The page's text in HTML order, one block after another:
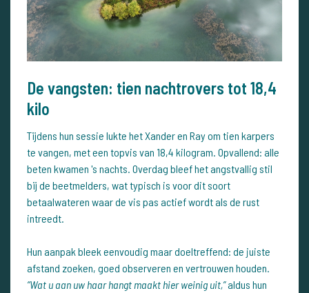
De vangsten: tien nachtrovers tot 18,4
kilo
Tijdens hun sessie lukte het Xander en Ray om tien karpers
te vangen, met een topvis van 18,4 kilogram. Opvallend: alle
beten kwamen 's nachts. Overdag bleef het angstvallig stil
bij de beetmelders, wat typisch is voor dit soort
betaalwateren waar de vis pas actief wordt als de rust
intreedt.
Hun aanpak bleek eenvoudig maar doeltreffend: de juiste
afstand zoeken, goed observeren en vertrouwen houden.
“Wat u aan uw haar hangt maakt hier weinig uit,”aldus hun